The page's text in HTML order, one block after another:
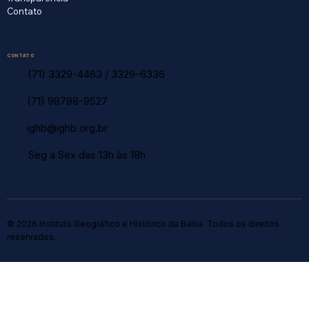
Contato
CONTATO
(71) 3329-4463 / 3329-6336
(71) 98798-9527
ighb@ighb.org.br
Seg a Sex das 13h às 18h
© 2026 Instituto Geográfico e Histórico da Bahia. Todos os direitos
reservados.